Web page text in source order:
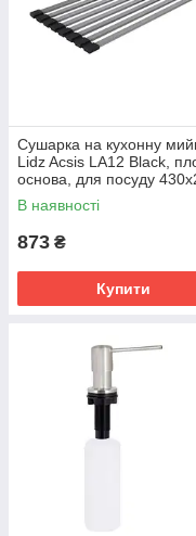
Сушарка на кухонну
Lidz Acsis LA12 Black,
основа, для посуду
мм LDACSLA12BLM49766
В наявності
873 ₴
Купити